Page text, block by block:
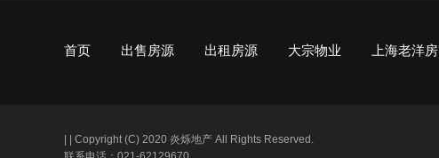
首页 出售房源 出租房源 大宗物业 上海老洋房
Copyright (C) 2020 炎烁地产 All Rights Reserved.